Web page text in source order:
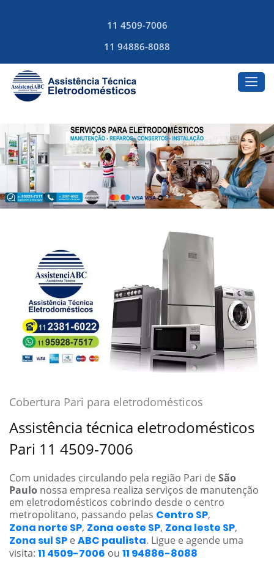
11 4509-7006
11 94886-8088
Cobertura Pari para eletrodomésticos
Assistência técnica eletrodomésticos
Pari 11 4509-7006
Com unidades circulando pela região Pari de São
Paulo nossa empresa realiza serviços de manutenção
em eletrodomésticos cobrindo desde o centro
metropolitano, passando pelas Centro SP,
Zona norte SP, Zona oeste SP, Zona leste SP,
Zona sul SP e ABC paulista. Ligue e agende uma
visita: 11 4509-7006 ou 11 94886-8088